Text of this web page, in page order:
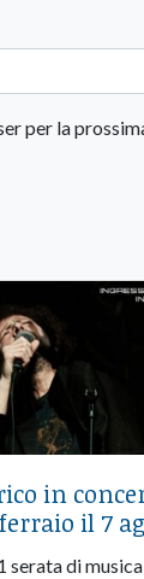
per la
in
il 7
serata di